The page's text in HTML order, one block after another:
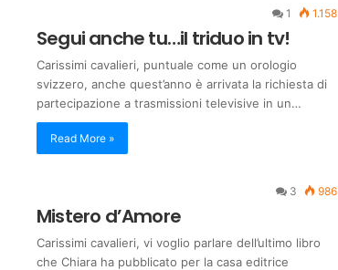
1 1.158
Segui anche tu…il triduo in tv!
Carissimi cavalieri, puntuale come un orologio
svizzero, anche quest’anno è arrivata la richiesta di
partecipazione a trasmissioni televisive in un…
Read More »
3 986
Mistero d’Amore
Carissimi cavalieri, vi voglio parlare dell’ultimo libro
che Chiara ha pubblicato per la casa editrice